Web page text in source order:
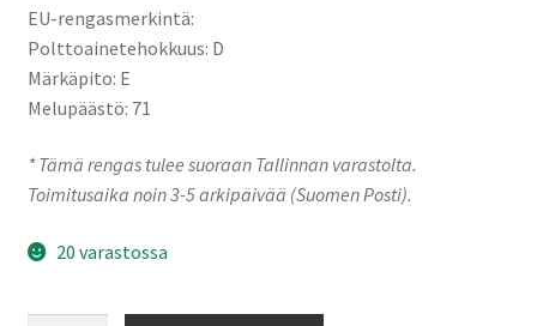
EU-rengasmerkintä:
Polttoainetehokkuus: D
Märkäpito: E
Melupäästö: 71
* Tämä rengas tulee suoraan Tallinnan varastolta.
Toimitusaika noin 3-5 arkipäivää (Suomen Posti).
20 varastossa